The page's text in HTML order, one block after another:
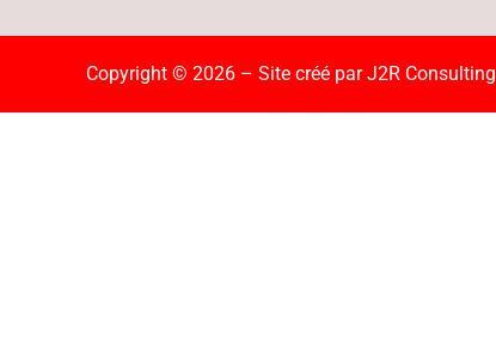
Copyright © 2026 – Site créé parJ2R Consulting